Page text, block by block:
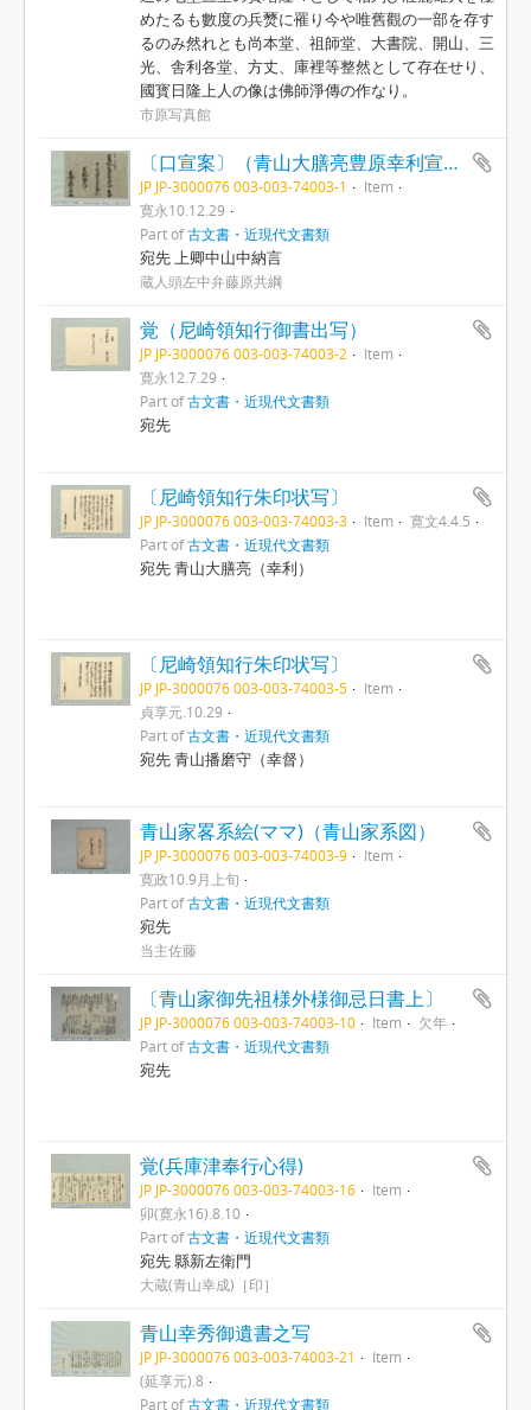
めたるも數度の兵燹に罹り今や唯舊觀の一部を存す
るのみ然れとも尚本堂、祖師堂、大書院、開山、三
光、舎利各堂、方丈、庫裡等整然として存在せり、
國寳日隆上人の像は佛師淨傳の作なり。
市原写真館
〔口宣案〕（青山大膳亮豊原幸利宣叙従五位下）
JP JP-3000076 003-003-74003-1
Item
寛永10.12.29
Part of古文書・近現代文書類
宛先 上卿中山中納言
蔵人頭左中弁藤原共綱
覚（尼崎領知行御書出写）
JP JP-3000076 003-003-74003-2
Item
寛永12.7.29
Part of古文書・近現代文書類
宛先
〔尼崎領知行朱印状写〕
JP JP-3000076 003-003-74003-3 Item
寛文4.4.5
Part of古文書・近現代文書類
宛先 青山大膳亮（幸利）
〔尼崎領知行朱印状写〕
JP JP-3000076 003-003-74003-5
Item
貞享元.10.29
Part of古文書・近現代文書類
宛先 青山播磨守（幸督）
青山家畧系絵(ママ)（青山家系図）
JP JP-3000076 003-003-74003-9
Item
寛政10.9月上旬
Part of古文書・近現代文書類
宛先
当主佐藤
〔青山家御先祖様外様御忌日書上〕
JP JP-3000076 003-003-74003-10 Item
欠年
Part of古文書・近現代文書類
宛先
覚(兵庫津奉行心得)
JP JP-3000076 003-003-74003-16
Item
卯(寛永16).8.10
Part of古文書・近現代文書類
宛先 縣新左衛門
大蔵(青山幸成)［印］
青山幸秀御遺書之写
JP JP-3000076 003-003-74003-21
Item
(延享元).8
Part of古文書・近現代文書類